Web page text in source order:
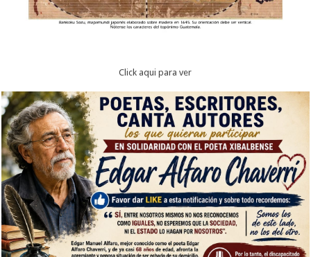
Click aqui para ver